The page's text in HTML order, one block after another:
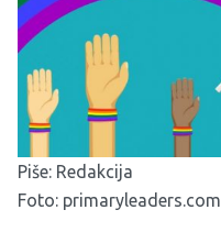
Piše: Redakcija
Foto: primaryleaders.com